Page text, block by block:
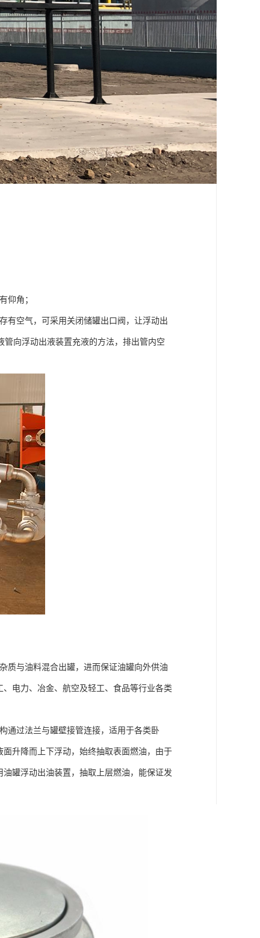
仰角；
有空气，可采用关闭储罐出口阀，让浮动出
向浮动出液装置充液的方法，排出管内空
质与油料混合出罐，进而保证油罐向外供油
电力、冶金、航空及轻工、食品等行业各类
通过法兰与罐壁接管连接，适用于各类卧
升降而上下浮动，始终抽取表面燃油，由于
罐浮动出油装置，抽取上层燃油，能保证发